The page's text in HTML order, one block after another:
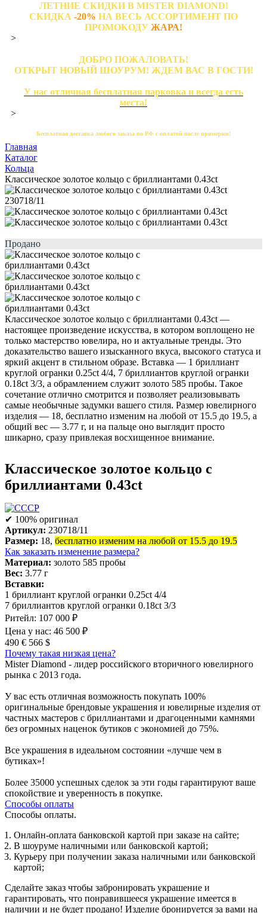
ЛЕТНИЕ СКИДКИ В MISTER DIAMOND!
СКИДКА -20% НА ВЕСЬ АССОРТИМЕНТ ПО
ПРОМОКОДУ ЖАРА!
>
ДОБРО ПОЖАЛОВАТЬ!
ОТКРЫТ НОВЫЙ ШОУРУМ! ЖДЕМ ВАС В ГОСТИ!
У нас отличная бесплатная парковка и всегда есть
места!
>
Бесплатная доставка любого заказа по РФ с оплатой после примерки!
Главная
Каталог
Кольца
Классическое золотое кольцо с бриллиантами 0.43ct
Классическое золотое кольцо с
бриллиантами 0.43ct
Продано
Классическое золотое кольцо с бриллиантами 0.43ct —
настоящее произведение искусства, в котором воплощено не
только мастерство ювелира, но и актуальные тренды. Это
доказательство вашего изысканного вкуса, высокого статуса и
яркий акцент в стильном образе. Вставка — 1 бриллиант
круглой огранки 0.25ct 4/4, 7 бриллиантов круглой огранки
0.18ct 3/3, а обрамлением служит золото 585 пробы. Такое
сочетание отлично смотрится и позволяет реализовывать
самые необычные задумки вашего стиля. Размер ювелирного
изделия — 18, бесплатно изменим на любой от 15.5 до 19.5, а
общий вес — 3.77 г, и на пальце оно выглядит просто
шикарно, сразу привлекая восхищенное внимание.
✔ 100% оригинал
Артикул: 230718/11
Размер: 18, бесплатно изменим на любой от 15.5 до 19.5
Как заказать изменение размера?
Материал: золото 585 пробы
Вес: 3.77 г
Вставки:
1 бриллиант круглой огранки 0.25ct 4/4
7 бриллиантов круглой огранки 0.18ct 3/3
Ритейл: 107 000 ₽
Цена у нас: 46 500 ₽
490 € 566 $
Почему такая низкая цена?
Mister Diamond - лидер российского вторичного ювелирного
рынка с 2013 года.
У вас есть отличная возможность покупать 100%
оригинальные брендовые украшения и ювелирные изделия от
частных мастеров с бриллиантами и драгоценными камнями
без огромных наценок бутиков с экономией до 75%.
Все украшения в идеальном состоянии «лучше чем в
бутиках»!
Более 35000 успешных сделок за эти годы гарантируют ваше
спокойствие и уверенность в покупке.
Способы оплаты
Способы оплаты.
Онлайн-оплата банковской картой при заказе на сайте;
В шоуруме наличными или банковской картой;
Курьеру при получении заказа наличными или банковской
картой;
Сделайте заказ чтобы забронировать украшение и
гарантировать, что понравившееся украшение имеется в
наличии и не будет продано! Изделие бронируется за вами на